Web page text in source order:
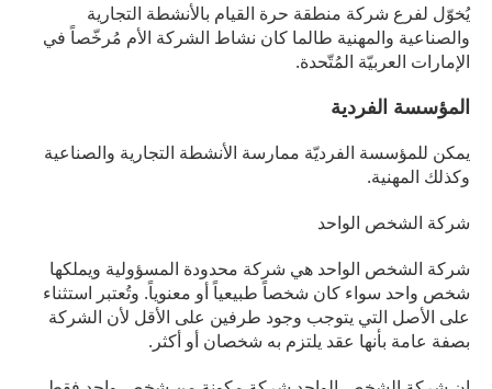
يُخوّل لفرع شركة منطقة حرة القيام بالأنشطة التجارية
والصناعية والمهنية طالما كان نشاط الشركة الأم مُرخّصاً في
الإمارات العربيّة المُتّحدة.
المؤسسة الفردية
يمكن للمؤسسة الفرديّة ممارسة الأنشطة التجارية والصناعية
وكذلك المهنية.
شركة الشخص الواحد
شركة الشخص الواحد هي شركة محدودة المسؤولية ويملكها
شخص واحد سواء كان شخصاً طبيعياً أو معنوياً. وتُعتبر استثناء
على الأصل التي يتوجب وجود طرفين على الأقل لأن الشركة
بصفة عامة بأنها عقد يلتزم به شخصان أو أكثر.